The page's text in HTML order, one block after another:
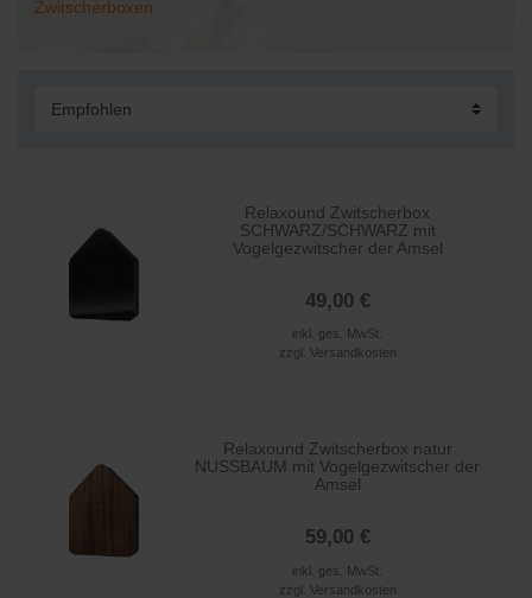
Zwitscherboxen
Relaxound Zwitscherbox
SCHWARZ/SCHWARZ mit
Vogelgezwitscher der Amsel
49,00 €
inkl. ges. MwSt.
zzgl. Versandkosten
Relaxound Zwitscherbox natur
NUSSBAUM mit Vogelgezwitscher der
Amsel
59,00 €
inkl. ges. MwSt.
zzgl. Versandkosten